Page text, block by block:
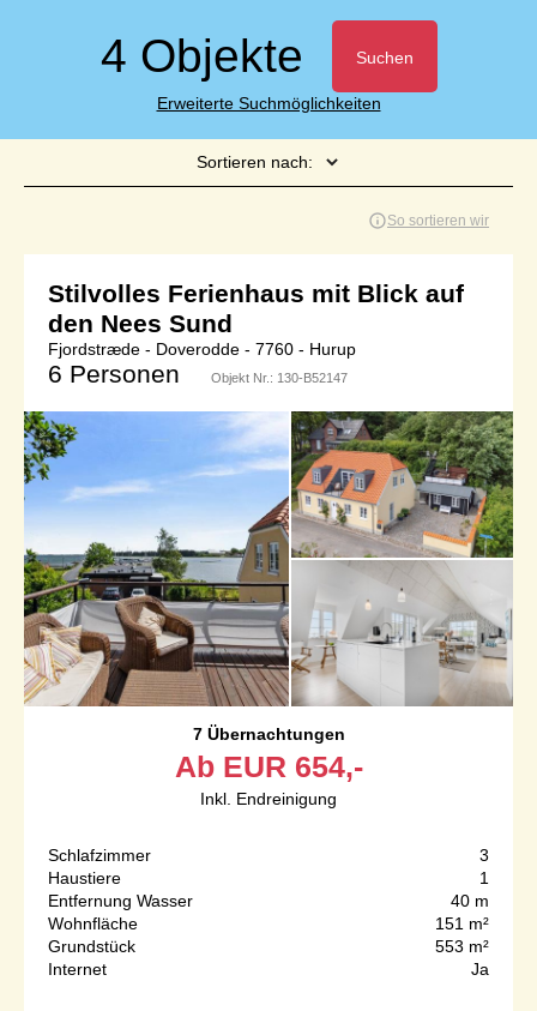
4 Objekte Suchen
Erweiterte Suchmöglichkeiten
Sortieren nach:
So sortieren wir
Stilvolles Ferienhaus mit Blick auf
den Nees Sund
Fjordstræde - Doverodde - 7760 - Hurup
6 Personen Objekt Nr.: 130-B52147
7 Übernachtungen
Ab EUR 654,-
Inkl. Endreinigung
Schlafzimmer
3
Haustiere
1
Entfernung Wasser
40 m
Wohnfläche
151 m²
Grundstück
553 m²
Internet
Ja